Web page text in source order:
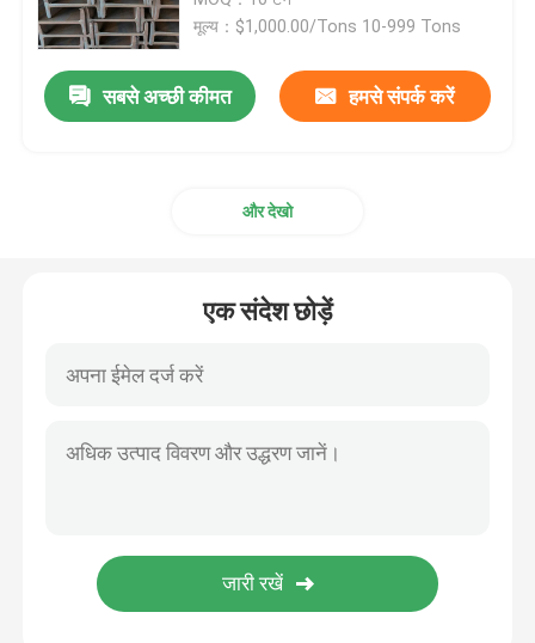
स्टेनलेस स्टील पीलापन प्रतिरोधी
स्टेनलेस स्टील से स्वयं सफाई
स्टेनलेस स्टील वेल्डेड पाइप
स्टेनलेस स्टील चैनल
मूल्य：$1,000.00/Tons 10-999 Tons
सबसे अच्छी कीमत हमसे संपर्क करें
और देखो
एक संदेश छोड़ें